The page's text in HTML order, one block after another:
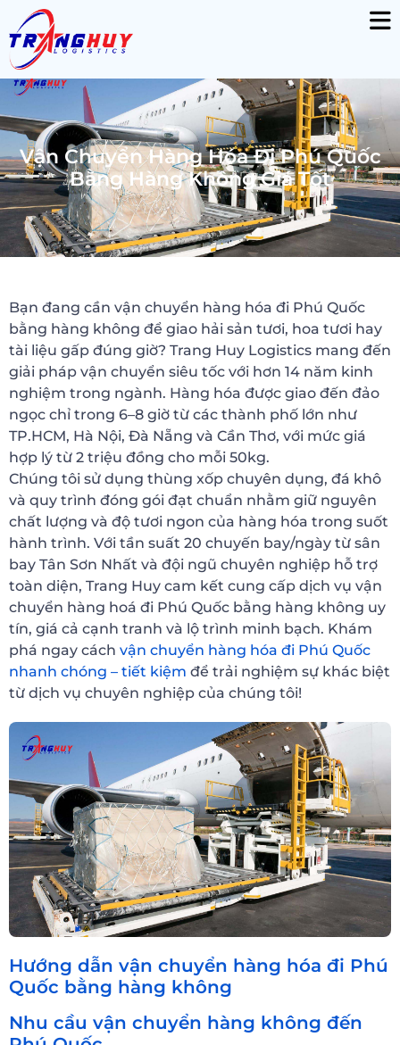
Vận Chuyển Hàng Hóa Đi Phú Quốc
Bằng Hàng Không Giá Tốt
Bạn đang cần vận chuyển hàng hóa đi Phú Quốc
bằng hàng không để giao hải sản tươi, hoa tươi hay
tài liệu gấp đúng giờ? Trang Huy Logistics mang đến
giải pháp vận chuyển siêu tốc với hơn 14 năm kinh
nghiệm trong ngành. Hàng hóa được giao đến đảo
ngọc chỉ trong 6–8 giờ từ các thành phố lớn như
TP.HCM, Hà Nội, Đà Nẵng và Cần Thơ, với mức giá
hợp lý từ 2 triệu đồng cho mỗi 50kg.
Chúng tôi sử dụng thùng xốp chuyên dụng, đá khô
và quy trình đóng gói đạt chuẩn nhằm giữ nguyên
chất lượng và độ tươi ngon của hàng hóa trong suốt
hành trình. Với tần suất 20 chuyến bay/ngày từ sân
bay Tân Sơn Nhất và đội ngũ chuyên nghiệp hỗ trợ
toàn diện, Trang Huy cam kết cung cấp dịch vụ vận
chuyển hàng hoá đi Phú Quốc bằng hàng không uy
tín, giá cả cạnh tranh và lộ trình minh bạch. Khám
phá ngay cách vận chuyển hàng hóa đi Phú Quốc
nhanh chóng – tiết kiệm để trải nghiệm sự khác biệt
từ dịch vụ chuyên nghiệp của chúng tôi!
Hướng dẫn vận chuyển hàng hóa đi Phú
Quốc bằng hàng không
Nhu cầu vận chuyển hàng không đến